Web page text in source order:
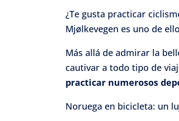
¿Te gusta practicar
Mjølkevegen es uno de
Más allá de admirar la
cautivar a todo tipo de
practicar numerosos
Noruega en bicicleta: un